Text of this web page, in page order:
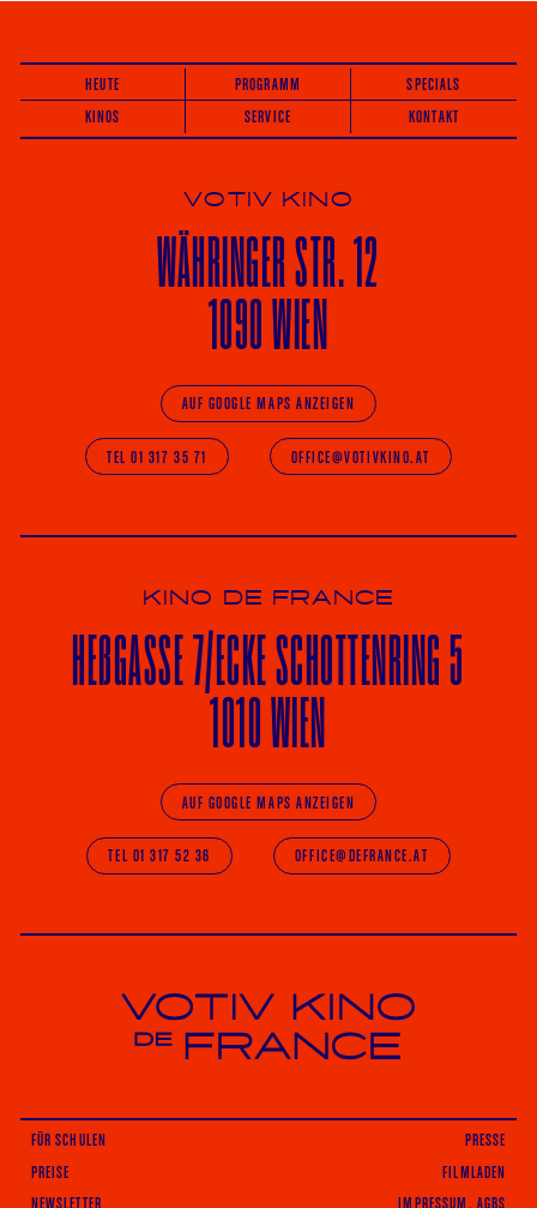
HEUTE PROGRAMM
SPECIALS
KINOS
SERVICE KONTAKT
VOTIV KINO
WÄHRINGERSTR. 12
1090 WIEN
AUF GOOGLE MAPS ANZEIGEN
TEL 01 317 35 71 OFFICE@VOTIVKINO.AT
KINO DE FRANCE
HEßGASSE 7/ECKESCHOTTENRING 5
1010 WIEN
AUF GOOGLE MAPS ANZEIGEN
TEL 01 317 52 36 OFFICE@DEFRANCE.AT
Votiv Kino und Kino De France in Wien
FÜR SCHULEN
PRESSE
PREISE
FILMLADEN
NEWSLETTER
IMPRESSUM, AGBS